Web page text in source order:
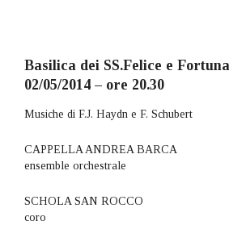
Basilica dei SS.Felice e
02/05/2014 – ore 20.30
Musiche di F.J. Haydn e F. Schubert
CAPPELLA ANDREA BARCA
ensemble orchestrale
SCHOLA SAN ROCCO
coro